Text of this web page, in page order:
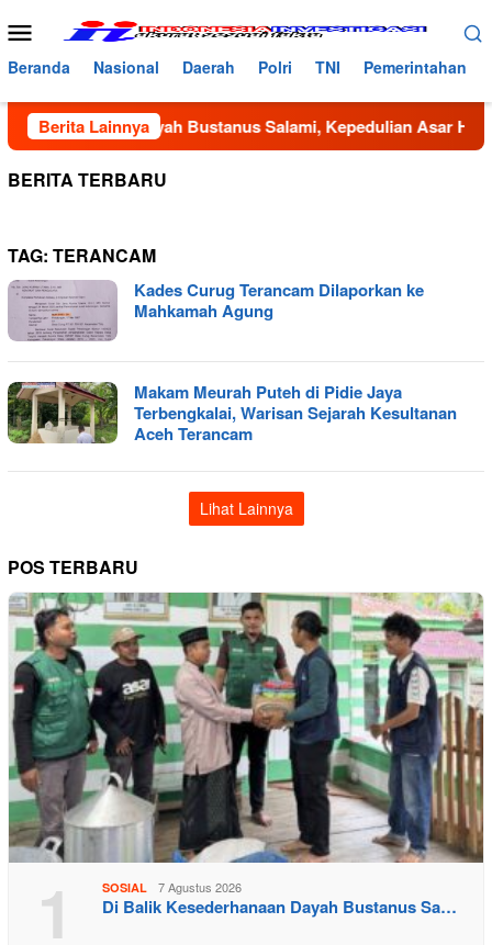
ke
konten
Menu
Mobile
Beranda Nasional Daerah Polri TNI Pemerintahan
Berita Lainnya
Dayah Bustanus Salami, Kepedulian Asar
BERITA TERBARU
TAG: TERANCAM
Kades Curug Terancam Dilaporkan ke
Mahkamah Agung
Makam Meurah Puteh di Pidie Jaya
Terbengkalai, Warisan Sejarah Kesultanan
Aceh Terancam
Lihat Lainnya
POS TERBARU
1 SOSIAL 7 Agustus 2026
Di Balik Kesederhanaan Dayah Bustanus Sa…